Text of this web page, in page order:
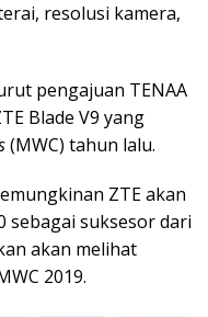
resolusi kamera,
pengajuan TENAA
Blade V9 yang
(MWC) tahun lalu.
ZTE akan
sebagai suksesor dari
akan melihat
2019.